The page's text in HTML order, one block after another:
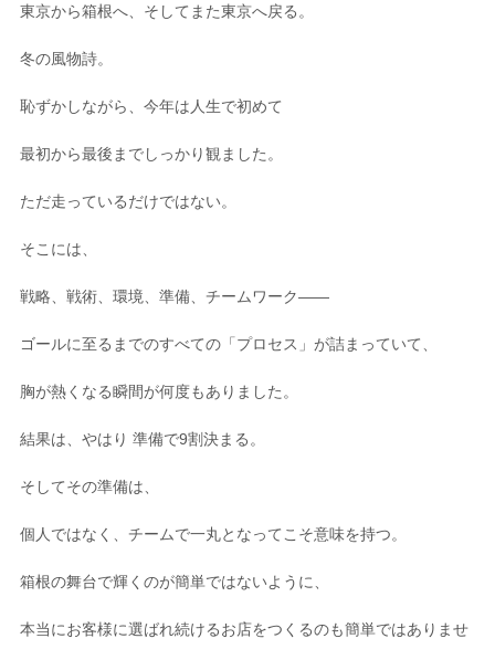
東京から箱根へ、そしてまた東京へ戻る。
冬の風物詩。
恥ずかしながら、今年は人生で初めて
最初から最後までしっかり観ました。
ただ走っているだけではない。
そこには、
戦略、戦術、環境、準備、チームワーク――
ゴールに至るまでのすべての「プロセス」が詰まっていて、
胸が熱くなる瞬間が何度もありました。
結果は、やはり 準備で9割決まる。
そしてその準備は、
個人ではなく、チームで一丸となってこそ意味を持つ。
箱根の舞台で輝くのが簡単ではないように、
本当にお客様に選ばれ続けるお店をつくるのも簡単ではありませ